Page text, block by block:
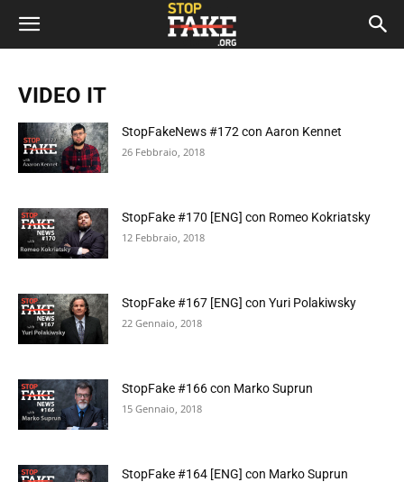
VIDEO IT
StopFakeNews #172 con Aaron Kennet
26 Febbraio, 2018
StopFake #170 [ENG] con Romeo Kokriatsky
12 Febbraio, 2018
StopFake #167 [ENG] con Yuri Polakiwsky
22 Gennaio, 2018
StopFake #166 con Marko Suprun
15 Gennaio, 2018
StopFake #164 [ENG] con Marko Suprun